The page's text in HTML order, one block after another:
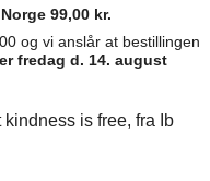
99,00 kr.
og vi anslår at bestillingen
fredag d. 14. august
is free, fra Ib